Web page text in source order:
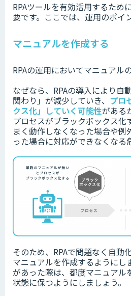
RPAツールを有効活用するため
要です。 ここでは、運用のポイ
マニュアルを作成する
RPAの運用においてマニュアル
なぜなら、RPAの導入により自
関わり」が減少していき、 プロ
クス化」していく可能性がある
プロセスがブラックボックス化
まく動作しなくなった場合や例
った場合に対応ができなくなる
そのため、RPAで問題なく自動
マニュアルを作成するようにし
があった際は、都度マニュアル
状態に保つようにしましょう。